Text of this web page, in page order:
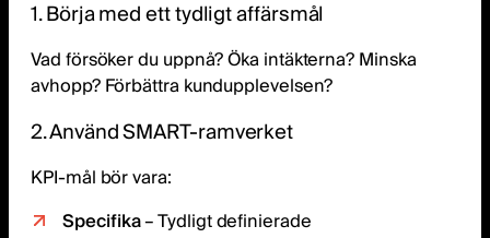
1. Börja med ett tydligt affärsmål
Vad försöker du uppnå? Öka intäkterna? Minska
avhopp? Förbättra kundupplevelsen?
2. Använd SMART-ramverket
KPI-mål bör vara:
Specifika– Tydligt definierade